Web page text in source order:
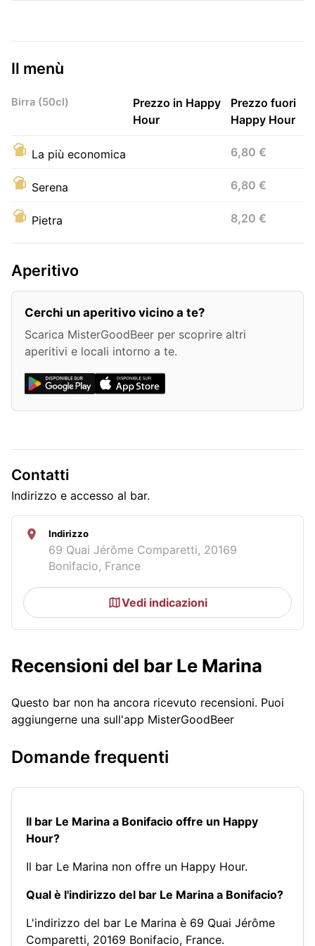
Il menù
Birra (50cl)
Prezzo in Happy
Hour
Prezzo fuori
Happy Hour
La più economica 6,80 €
Serena 6,80 €
Pietra 8,20 €
Aperitivo
Cerchi un aperitivo vicino a te?
Scarica MisterGoodBeer per scoprire altri
aperitivi e locali intorno a te.
Contatti
Indirizzo e accesso al bar.
Indirizzo
69 Quai Jérôme Comparetti, 20169
Bonifacio, France
Vedi indicazioni
Recensioni del bar Le Marina
Questo bar non ha ancora ricevuto recensioni. Puoi
aggiungerne una sull'app MisterGoodBeer
Domande frequenti
Il bar Le Marina a Bonifacio offre un Happy
Hour?
Il bar Le Marina non offre un Happy Hour.
Qual è l'indirizzo del bar Le Marina a Bonifacio?
L'indirizzo del bar Le Marina è 69 Quai Jérôme
Comparetti, 20169 Bonifacio, France.